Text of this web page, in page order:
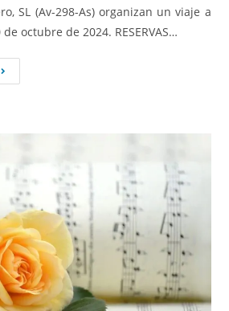
SL (Av-298-As) organizan un viaje a
octubre de 2024. RESERVAS…